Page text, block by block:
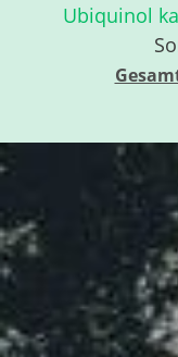
Ubiquinol